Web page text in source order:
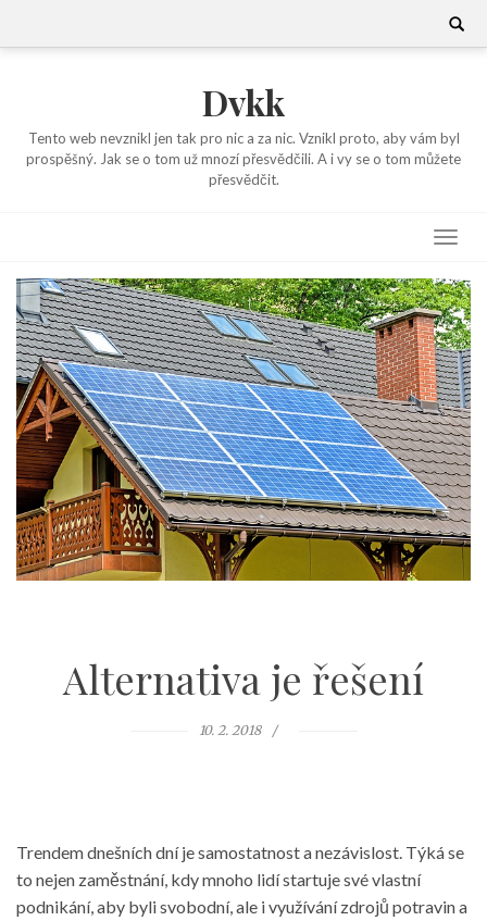
Search
Dvkk
Tento web nevznikl jen tak pro nic a za nic. Vznikl proto, aby vám byl
prospěšný. Jak se o tom už mnozí přesvědčili. A i vy se o tom můžete
přesvědčit.
Alternativa je řešení
10. 2. 2018
Trendem dnešních dní je samostatnost a nezávislost. Týká se
to nejen zaměstnání, kdy mnoho lidí startuje své vlastní
podnikání, aby byli svobodní, ale i využívání zdrojů potravin a